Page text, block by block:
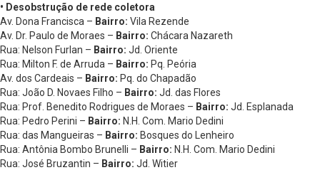
• Desobstrução de rede coletora
Av. Dona Francisca – Bairro: Vila Rezende
Av. Dr. Paulo de Moraes – Bairro: Chácara Nazareth
Rua: Nelson Furlan – Bairro: Jd. Oriente
Rua: Milton F. de Arruda – Bairro: Pq. Peória
Av. dos Cardeais – Bairro: Pq. do Chapadão
Rua: João D. Novaes Filho – Bairro: Jd. das Flores
Rua: Prof. Benedito Rodrigues de Moraes – Bairro: Jd. Esplanada
Rua: Pedro Perini – Bairro: N.H. Com. Mario Dedini
Rua: das Mangueiras – Bairro: Bosques do Lenheiro
Rua: Antônia Bombo Brunelli – Bairro: N.H. Com. Mario Dedini
Rua: José Bruzantin – Bairro: Jd. Witier